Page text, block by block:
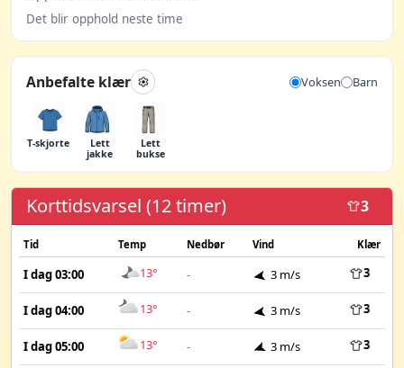
Det blir opphold neste time
Anbefalte klær Voksen Barn
T-skjorte
Lett
jakke
Lett
bukse
Korttidsvarsel (12 timer) 3
Tid Temp Nedbør Vind Klær
I dag 03:00 13° - 3 m/s 3
I dag 04:00 13° - 3 m/s 3
I dag 05:00 13° - 3 m/s 3